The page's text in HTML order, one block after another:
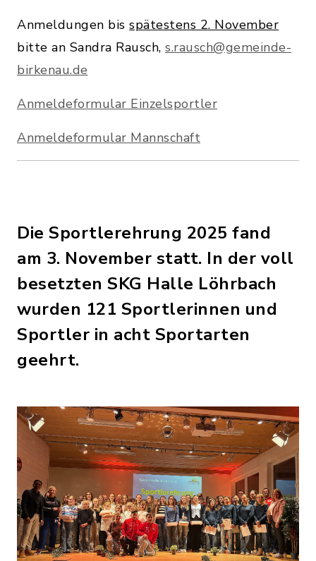
Anmeldungen bis spätestens 2. November
bitte an Sandra Rausch, s.rausch@gemeinde-
birkenau.de
Anmeldeformular Einzelsportler
Anmeldeformular Mannschaft
Die Sportlerehrung 2025 fand
am 3. November statt. In der voll
besetzten SKG Halle Löhrbach
wurden 121 Sportlerinnen und
Sportler in acht Sportarten
geehrt.